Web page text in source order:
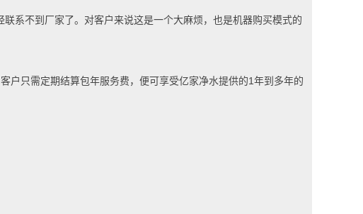
系不到厂家了。对客户来说这是一个大麻烦，也是机器购买模式的
户只需定期结算包年服务费，便可享受亿家净水提供的1年到多年的